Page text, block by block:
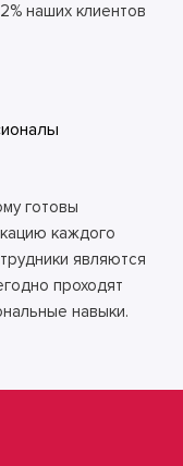
наших клиентов
готовы
каждого
являются
проходят
навыки.